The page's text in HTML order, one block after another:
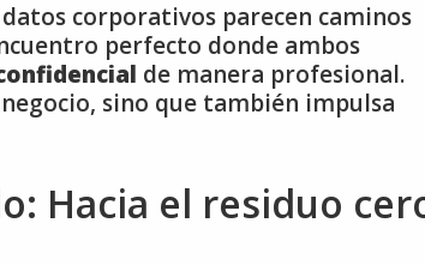
corporativos parecen caminos
perfecto donde ambos
de manera profesional.
sino que también impulsa
Hacia el residuo